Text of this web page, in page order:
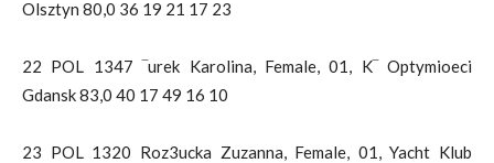
Olsztyn 80,0 36 19 21 17 23
22 POL 1347 ‾urek Karolina, Female, 01, K‾ Optymioeci
Gdansk 83,0 40 17 49 16 10
23 POL 1320 Roz3ucka Zuzanna, Female, 01, Yacht Klub